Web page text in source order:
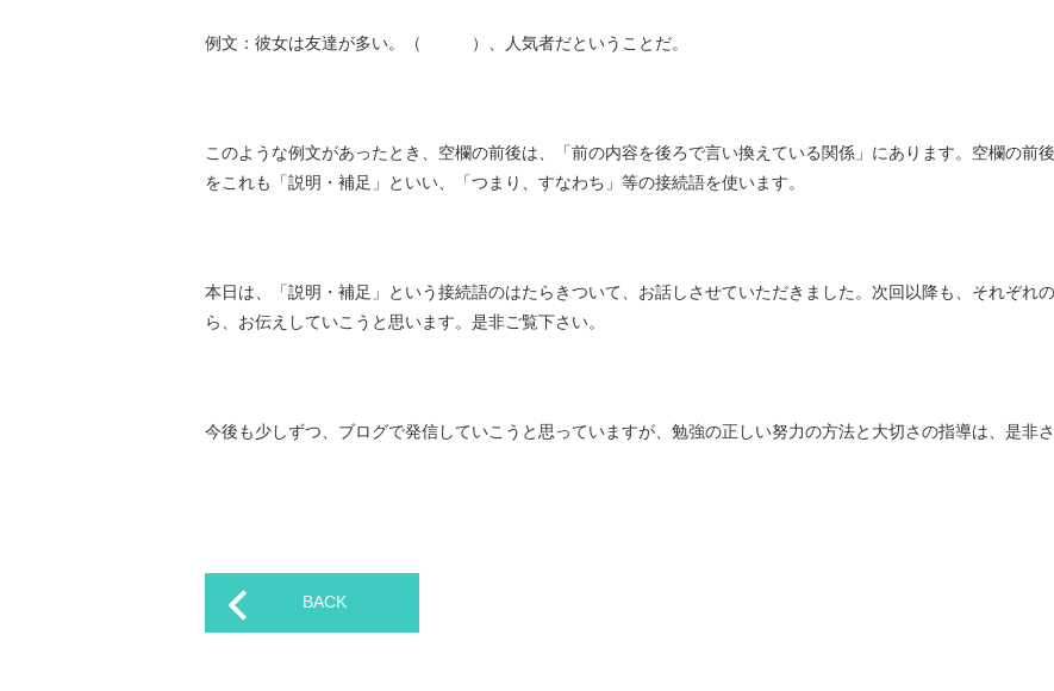
例文：彼女は友達が多い。（ ）、人気者だということだ。
このような例文があったとき、空欄の前後は、「前の内容を後ろで言い換えている関係」にあります。空欄の前
をこれも「説明・補足」といい、「つまり、すなわち」等の接続語を使います。
本日は、「説明・補足」という接続語のはたらきついて、お話しさせていただきました。次回以降も、それぞれ
ら、お伝えしていこうと思います。是非ご覧下さい。
今後も少しずつ、ブログで発信していこうと思っていますが、勉強の正しい努力の方法と大切さの指導は、是非
BACK